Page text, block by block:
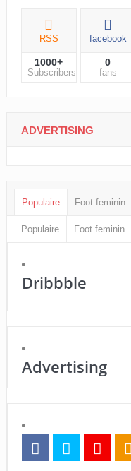
RSS
1000+
Subscribers
facebook
0
fans
ADVERTISING
Populaire Foot feminin
Populaire Foot feminin
Dribbble
Advertising